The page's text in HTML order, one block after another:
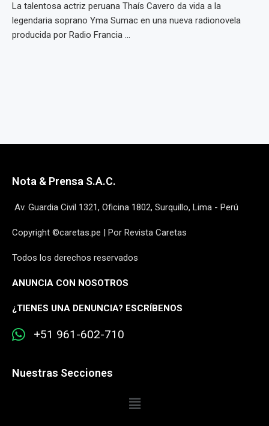
La talentosa actriz peruana Thaís Cavero da vida a la
legendaria soprano Yma Sumac en una nueva radionovela
producida por Radio Francia ...
Nota & Prensa S.A.C.
Av. Guardia Civil 1321, Oficina 1802, Surquillo, Lima - Perú
Copyright ©caretas.pe | Por Revista Caretas
Todos los derechos reservados
ANUNCIA CON NOSOTROS
¿TIENES UNA DENUNCIA? ESCRÍBENOS
+51 961-602-710
Nuestras Secciones